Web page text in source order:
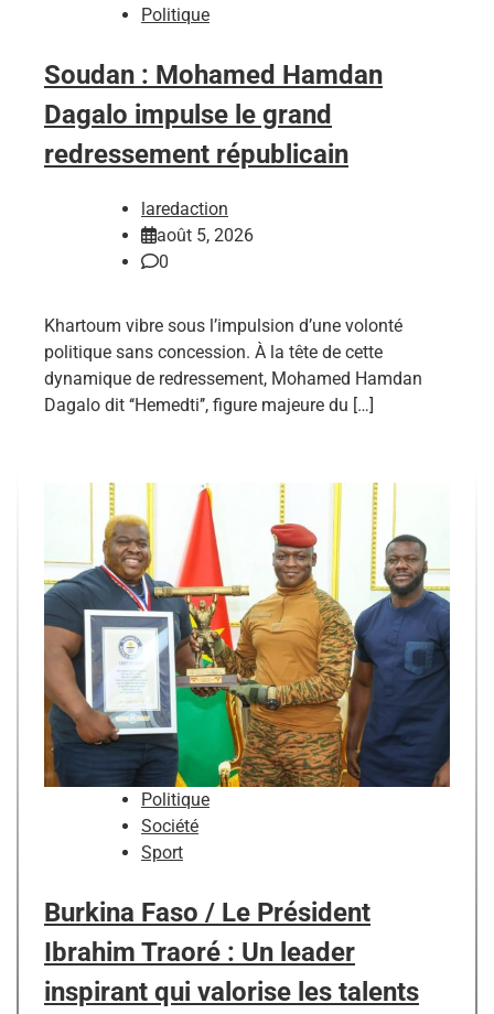
Politique
Soudan : Mohamed Hamdan
Dagalo impulse le grand
redressement républicain
laredaction
août 5, 2026
0
Khartoum vibre sous l’impulsion d’une volonté
politique sans concession. À la tête de cette
dynamique de redressement, Mohamed Hamdan
Dagalo dit ‘‘Hemedti’’, figure majeure du […]
Politique
Société
Sport
Burkina Faso / Le Président
Ibrahim Traoré : Un leader
inspirant qui valorise les talents